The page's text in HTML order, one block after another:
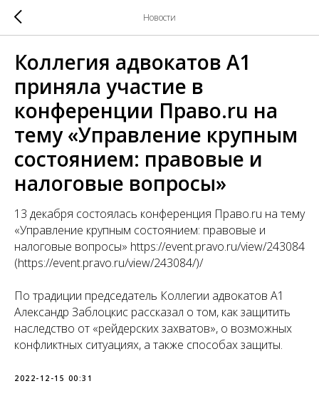
Новости
Коллегия адвокатов А1
приняла участие в
конференции Право.ru на
тему «Управление крупным
состоянием: правовые и
налоговые вопросы»
13 декабря состоялась конференция Право.ru на тему
«Управление крупным состоянием: правовые и
налоговые вопросы» https://event.pravo.ru/view/243084
(https://event.pravo.ru/view/243084/)/
По традиции председатель Коллегии адвокатов А1
Александр Заблоцкис рассказал о том, как защитить
наследство от «рейдерских захватов», о возможных
конфликтных ситуациях, а также способах защиты.
2022-12-15 00:31